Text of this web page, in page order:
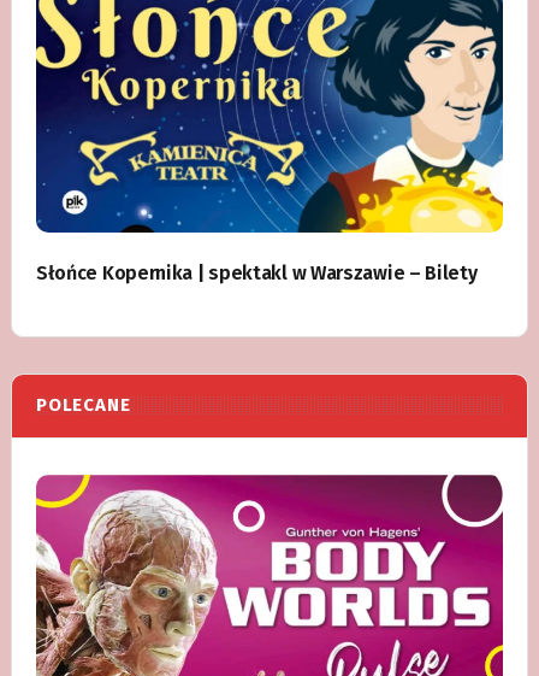
Słońce Kopernika | spektakl w Warszawie – Bilety
POLECANE